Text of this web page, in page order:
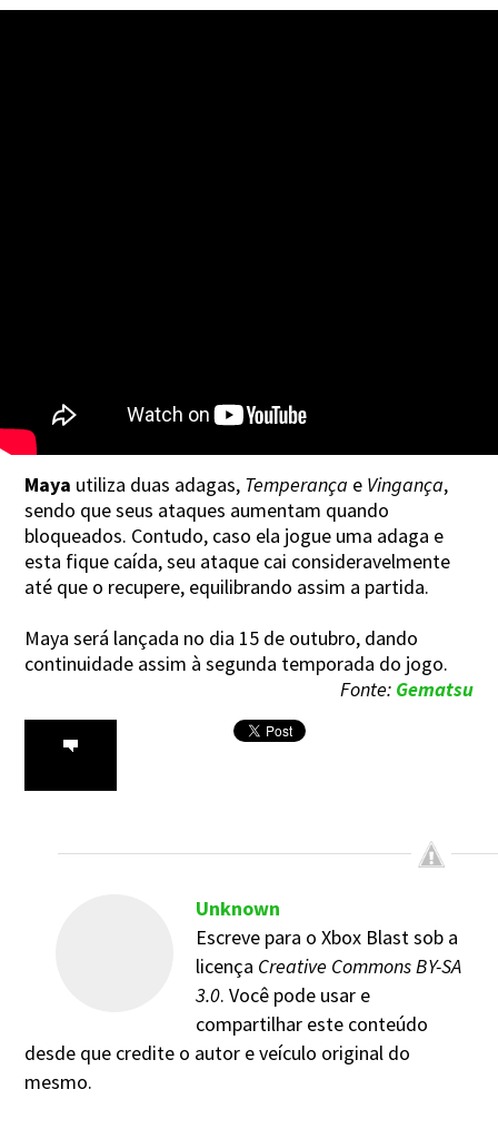
Maya utiliza duas adagas, Temperança e Vingança,
sendo que seus ataques aumentam quando
bloqueados. Contudo, caso ela jogue uma adaga e
esta fique caída, seu ataque cai consideravelmente
até que o recupere, equilibrando assim a partida.
Maya será lançada no dia 15 de outubro, dando
continuidade assim à segunda temporada do jogo.
Fonte: Gematsu
Unknown
Escreve para o Xbox Blast sob a
licença Creative Commons BY-SA
3.0. Você pode usar e
compartilhar este conteúdo
desde que credite o autor e veículo original do
mesmo.